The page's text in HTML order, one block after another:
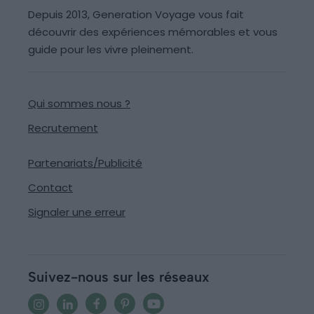
Depuis 2013, Generation Voyage vous fait
découvrir des expériences mémorables et vous
guide pour les vivre pleinement.
Qui sommes nous ?
Recrutement
Partenariats/Publicité
Contact
Signaler une erreur
Suivez-nous sur les réseaux